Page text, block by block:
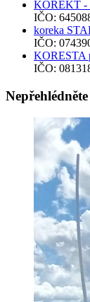
KOREKT -
IČO:
koreka
IČO:
KORESTA
IČO:
Nepřehlédněte